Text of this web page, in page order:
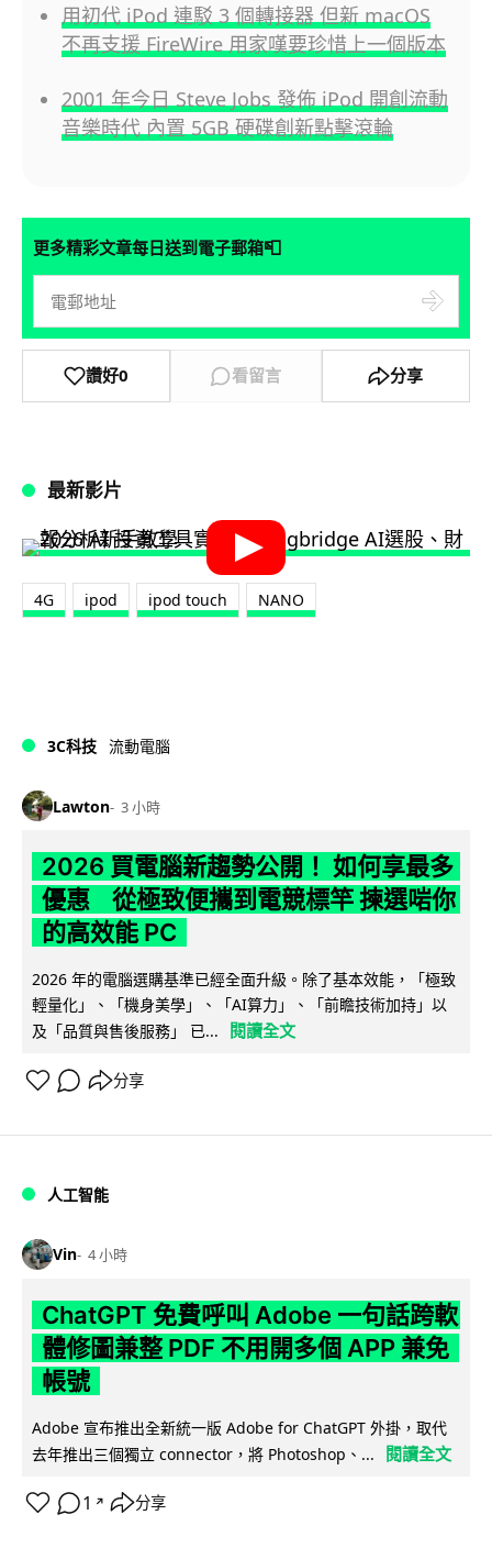
用初代 iPod 連駁 3 個轉接器 但新 macOS
不再支援 FireWire 用家嘆要珍惜上一個版本
2001 年今日 Steve Jobs 發佈 iPod 開創流動
音樂時代 內置 5GB 硬碟創新點擊滾輪
更多精彩文章每日送到電子郵箱📮
讚好0 看留言 分享
最新影片
4G ipod ipod touch NANO
3C科技 流動電腦
Lawton 3 小時
2026 買電腦新趨勢公開！ 如何享最多
優惠 從極致便攜到電競標竿 揀選啱你
的高效能 PC
2026 年的電腦選購基準已經全面升級。除了基本效能，「極致
輕量化」、「機身美學」、「AI算力」、「前瞻技術加持」以
及「品質與售後服務」 已...
閱讀全文
分享
人工智能
Vin 4 小時
ChatGPT 免費呼叫 Adobe 一句話跨軟
體修圖兼整 PDF 不用開多個 APP 兼免
帳號
Adobe 宣布推出全新統一版 Adobe for ChatGPT 外掛，取代
去年推出三個獨立 connector，將 Photoshop、...
閱讀全文
1 ↗ 分享